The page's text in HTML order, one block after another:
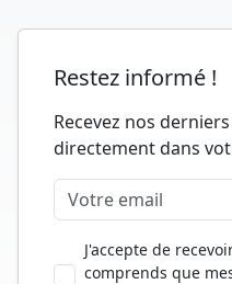
Restez informé !
Recevez nos
directement dans
J'accepte de
comprends que